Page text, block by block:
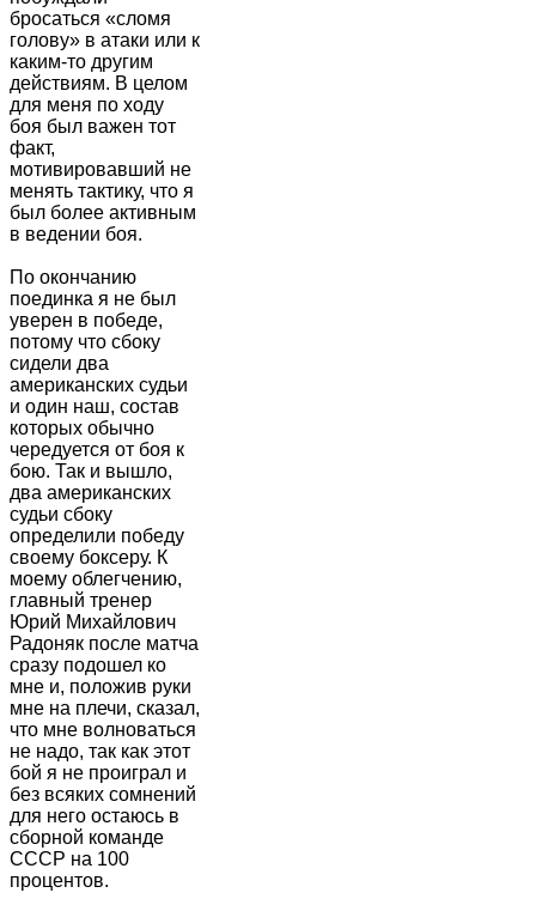
бросаться «сломя
голову» в атаки или к
каким-то другим
действиям. В целом
для меня по ходу
боя был важен тот
факт,
мотивировавший не
менять тактику, что я
был более активным
в ведении боя.
По окончанию
поединка я не был
уверен в победе,
потому что сбоку
сидели два
американских судьи
и один наш, состав
которых обычно
чередуется от боя к
бою. Так и вышло,
два американских
судьи сбоку
определили победу
своему боксеру. К
моему облегчению,
главный тренер
Юрий Михайлович
Радоняк после матча
сразу подошел ко
мне и, положив руки
мне на плечи, сказал,
что мне волноваться
не надо, так как этот
бой я не проиграл и
без всяких сомнений
для него остаюсь в
сборной команде
СССР на 100
процентов.